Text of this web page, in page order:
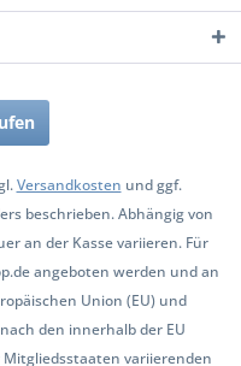
Versandkosten und ggf.
beschrieben. Abhängig von
an der Kasse variieren. Für
angeboten werden und an
Union (EU) und
den innerhalb der EU
variierenden